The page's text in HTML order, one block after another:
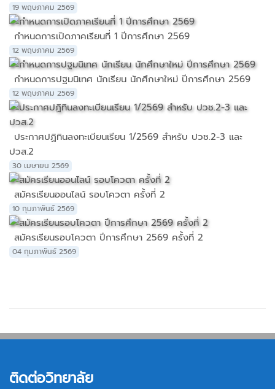
19 พฤษภาคม 2569
กำหนดการเปิดภาคเรียนที่ 1 ปีการศึกษา 2569
12 พฤษภาคม 2569
กำหนดการปฐมนิเทศ นักเรียน นักศึกษาใหม่ ปีการศึกษา 2569
12 พฤษภาคม 2569
ประกาศปฏิทินลงทะเบียนเรียน 1/2569 สำหรับ ปวช.2-3 และ
ปวส.2
30 เมษายน 2569
สมัครเรียนออนไลน์ รอบโควตา ครั้งที่ 2
10 กุมภาพันธ์ 2569
สมัครเรียนรอบโควตา ปีการศึกษา 2569 ครั้งที่ 2
04 กุมภาพันธ์ 2569
ติดต่อวิทยาลัย